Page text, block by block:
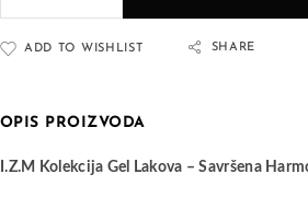
ADD TO WISHLIST SHARE
OPIS PROIZVODA
I.Z.M Kolekcija Gel Lakova – Savršena